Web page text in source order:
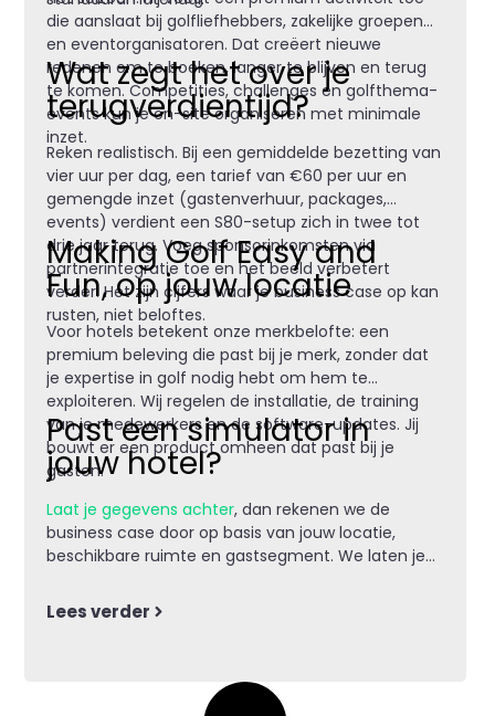
die aanslaat bij golfliefhebbers, zakelijke groepen
en eventorganisatoren. Dat creëert nieuwe
redenen om te boeken, langer te blijven en terug
te komen. Competities, challenges en golfthema-
events kun je on-site organiseren met minimale
inzet.
Wat zegt het over je
terugverdientijd?
Reken realistisch. Bij een gemiddelde bezetting van
vier uur per dag, een tarief van €60 per uur en
gemengde inzet (gastenverhuur, packages,
events) verdient een S80-setup zich in twee tot
drie jaar terug. Voeg sponsorinkomsten via
partnerintegratie toe en het beeld verbetert
verder. Het zijn cijfers waar je business case op kan
rusten, niet beloftes.
Making Golf Easy and
Fun, op jouw locatie
Voor hotels betekent onze merkbelofte: een
premium beleving die past bij je merk, zonder dat
je expertise in golf nodig hebt om hem te
exploiteren. Wij regelen de installatie, de training
van je medewerkers en de software-updates. Jij
bouwt er een product omheen dat past bij je
gasten.
Past een simulator in
jouw hotel?
Laat je gegevens achter, dan rekenen we de
business case door op basis van jouw locatie,
beschikbare ruimte en gastsegment. We laten je
kunt aantrekken.
Lees verder